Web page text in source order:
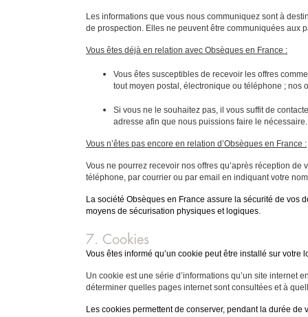
Les informations que vous nous communiquez sont à
de prospection. Elles ne peuvent être communiquées aux
Vous êtes déjà en relation avec Obsèques en France :
Vous êtes susceptibles de recevoir les offres
tout moyen postal, électronique ou téléphone ; nos
Si vous ne le souhaitez pas, il vous suffit de
adresse afin que nous puissions faire le nécessaire.
Vous n’êtes pas encore en relation d’Obsèques en France :
Vous ne pourrez recevoir nos offres qu’après réception
téléphone, par courrier ou par email en indiquant votre
La société Obsèques en France assure la sécurité de vos
moyens de sécurisation physiques et logiques.
7. Cookies
Vous êtes informé qu’un cookie peut être installé sur
Un cookie est une série d’informations qu’un site
déterminer quelles pages internet sont consultées et à
Les cookies permettent de conserver, pendant la durée